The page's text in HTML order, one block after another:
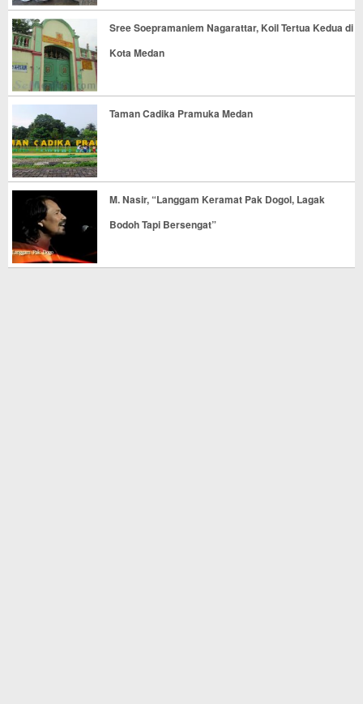
Sree Soepramaniem Nagarattar, Koil Tertua Kedua di
Kota Medan
Taman Cadika Pramuka Medan
M. Nasir, “Langgam Keramat Pak Dogol, Lagak
Bodoh Tapi Bersengat”